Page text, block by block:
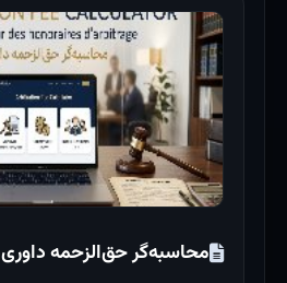
محاسبه‌گر حق‌الزحمه داوری